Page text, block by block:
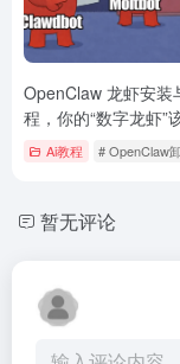
OpenClaw 龙虾安装
程，你的“数字龙虾”
养？Ai教程 # OpenClaw
暂无评论